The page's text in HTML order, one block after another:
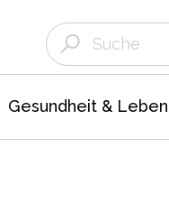
Gesundheit & Leben